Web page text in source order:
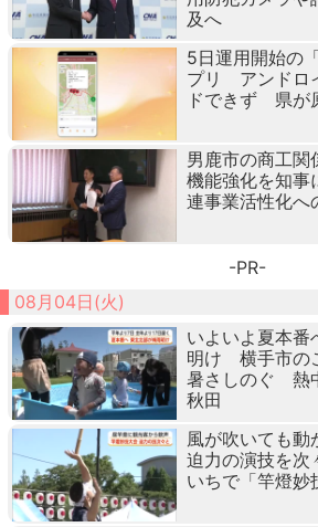
及へ
5日運用開始の
プリ アンドロ
ドできず 県が
男鹿市の商工関
機能強化を知
連事業活性化
-PR-
08月04日(火)
いよいよ夏本番
明け 横手市の
暑さしのぐ 熱
秋田
風が吹いても動
迫力の演技を
いちで「竿燈